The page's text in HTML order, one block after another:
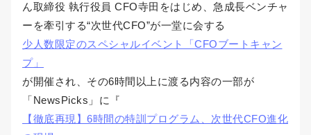
ん取締役 執行役員 CFO寺田をはじめ、急成長ベンチャ
ーを牽引する“次世代CFO”が一堂に会する
少人数限定のスペシャルイベント「CFOブートキャン
プ」
が開催され、その6時間以上に渡る内容の一部が
「NewsPicks」に『
【徹底再現】6時間の特訓プログラム、次世代CFO進化